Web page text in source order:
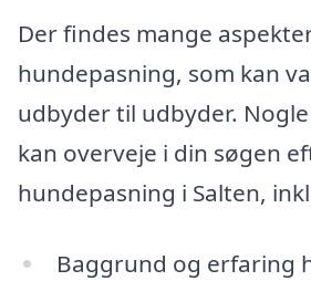
Der findes mange
hundepasning, som kan
udbyder til udbyder.
kan overveje i din søgen
hundepasning i Salten,
Baggrund og erfaring